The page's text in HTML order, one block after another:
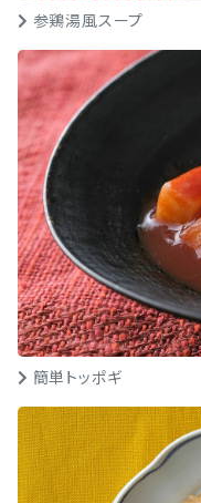
参鶏湯風スープ
簡単トッポギ